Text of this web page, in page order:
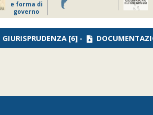
e forma di
governo
GIURISPRUDENZA[6] -